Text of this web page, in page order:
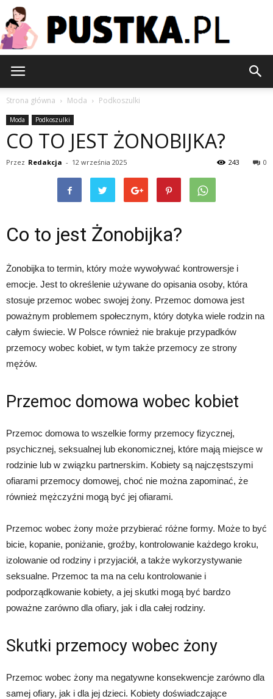
Strona główna Moda Podkoszulki
Moda Podkoszulki
CO TO JEST ŻONOBIJKA?
Przez Redakcja - 12 września 2025 0
243
Co to jest Żonobijka?
Żonobijka to termin, który może wywoływać kontrowersje i
emocje. Jest to określenie używane do opisania osoby, która
stosuje przemoc wobec swojej żony. Przemoc domowa jest
poważnym problemem społecznym, który dotyka wiele rodzin na
całym świecie. W Polsce również nie brakuje przypadków
przemocy wobec kobiet, w tym także przemocy ze strony
mężów.
Przemoc domowa wobec kobiet
Przemoc domowa to wszelkie formy przemocy fizycznej,
psychicznej, seksualnej lub ekonomicznej, które mają miejsce w
rodzinie lub w związku partnerskim. Kobiety są najczęstszymi
ofiarami przemocy domowej, choć nie można zapominać, że
również mężczyźni mogą być jej ofiarami.
Przemoc wobec żony może przybierać różne formy. Może to być
bicie, kopanie, poniżanie, groźby, kontrolowanie każdego kroku,
izolowanie od rodziny i przyjaciół, a także wykorzystywanie
seksualne. Przemoc ta ma na celu kontrolowanie i
podporządkowanie kobiety, a jej skutki mogą być bardzo
poważne zarówno dla ofiary, jak i dla całej rodziny.
Skutki przemocy wobec żony
Przemoc wobec żony ma negatywne konsekwencje zarówno dla
samej ofiary, jak i dla jej dzieci. Kobiety doświadczające